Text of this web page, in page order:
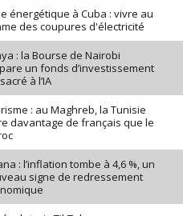
énergétique à Cuba : vivre au
des coupures d'électricité
: la Bourse de Nairobi
un fonds d’investissement
à l’IA
: au Maghreb, la Tunisie
davantage de français que le
: l’inflation tombe à 4,6 %, un
signe de redressement